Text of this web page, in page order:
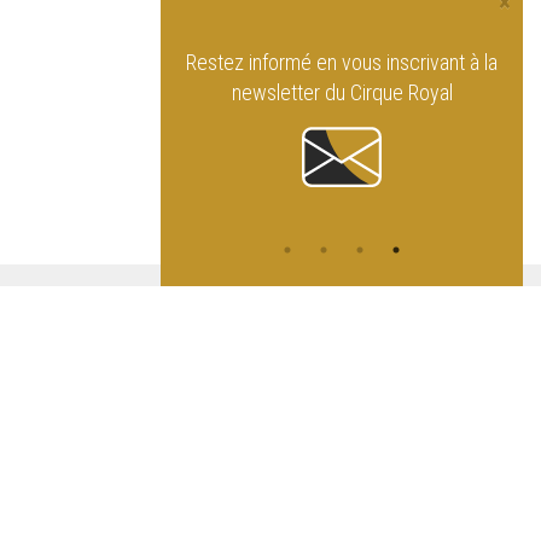
Restez informé en vous inscrivant à la
newsletterdu Cirque Royal